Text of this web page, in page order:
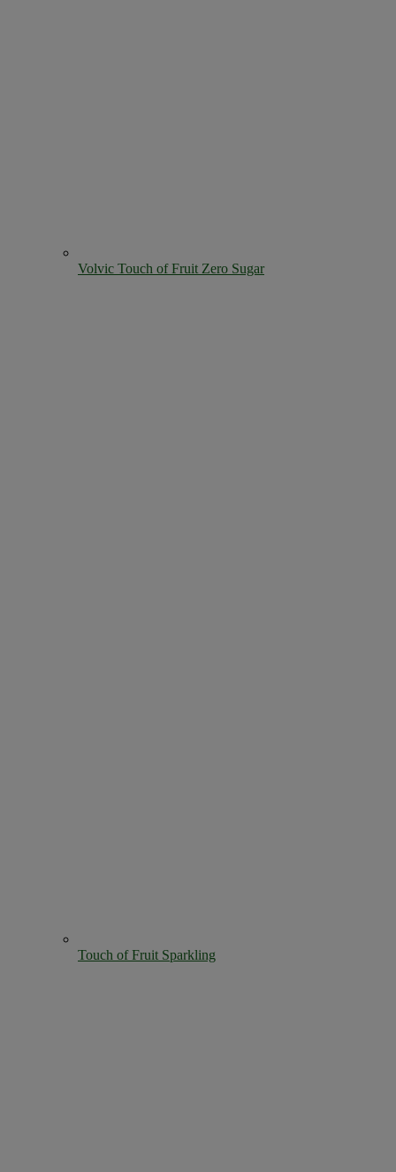
Volvic Touch of Fruit Zero Sugar
Touch of Fruit Sparkling